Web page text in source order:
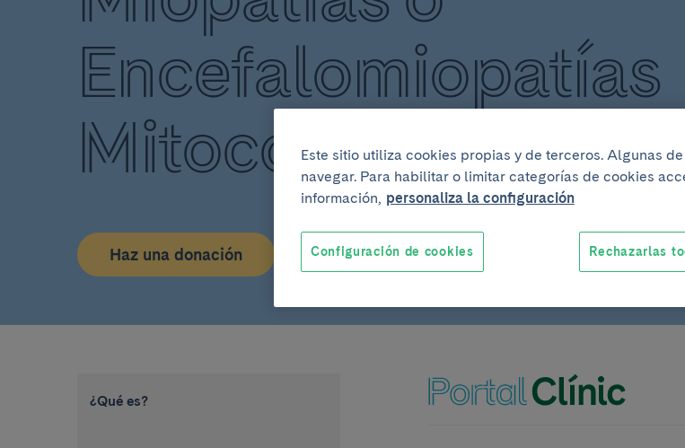
Encefalomiopatías
Mitocondriales
Haz una donación
¿Qué es?
Este sitio utiliza cookies propias y de terceros. Algunas
navegar. Para habilitar o limitar categorías de cookies
información, personaliza la configuración
Rechazarlas
Configuración de cookies